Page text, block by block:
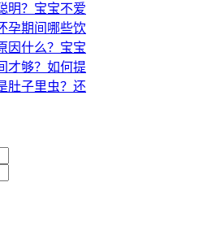
明？宝宝不爱
期间哪些饮
因什么？宝宝
才够？如何提
肚子里虫？还